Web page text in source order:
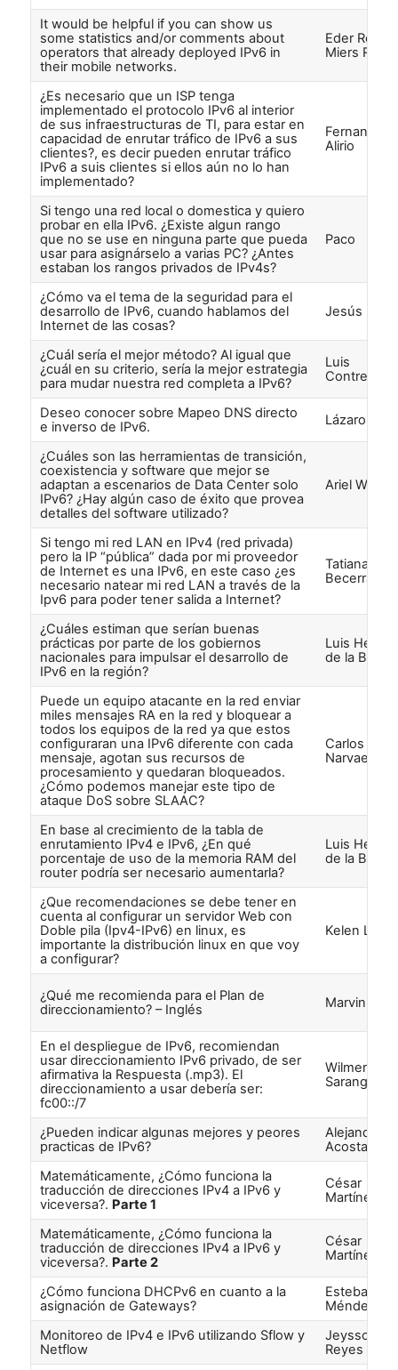
It would be helpful if you can show us
some statistics and/or comments about
operators that already deployed IPv6 in
their mobile networks.
Eder
Miers
¿Es necesario que un ISP tenga
implementado el protocolo IPv6 al interior
de sus infraestructuras de TI, para estar en
capacidad de enrutar tráfico de IPv6 a sus
clientes?, es decir pueden enrutar tráfico
IPv6 a suis clientes si ellos aún no lo han
implementado?
Fernando
Alirio
Si tengo una red local o domestica y quiero
probar en ella IPv6. ¿Existe algun rango
que no se use en ninguna parte que pueda
usar para asignárselo a varias PC? ¿Antes
estaban los rangos privados de IPv4s?
Paco
¿Cómo va el tema de la seguridad para el
desarrollo de IPv6, cuando hablamos del
Internet de las cosas?
Jesús Riera
¿Cuál sería el mejor método? Al igual que
¿cuál en su criterio, sería la mejor estrategia
para mudar nuestra red completa a IPv6?
Luis
Contreras
Deseo conocer sobre Mapeo DNS directo
e inverso de IPv6.
Lázaro Maíz
¿Cuáles son las herramientas de transición,
coexistencia y software que mejor se
adaptan a escenarios de Data Center solo
IPv6? ¿Hay algún caso de éxito que provea
detalles del software utilizado?
Ariel Weher
Si tengo mi red LAN en IPv4 (red privada)
pero la IP “pública” dada por mi proveedor
de Internet es una IPv6, en este caso ¿es
necesario natear mi red LAN a través de la
Ipv6 para poder tener salida a Internet?
Tatiana
Becerra
¿Cuáles estiman que serían buenas
prácticas por parte de los gobiernos
nacionales para impulsar el desarrollo de
IPv6 en la región?
Luis Hernán
de la Barra
Puede un equipo atacante en la red enviar
miles mensajes RA en la red y bloquear a
todos los equipos de la red ya que estos
configuraran una IPv6 diferente con cada
mensaje, agotan sus recursos de
procesamiento y quedaran bloqueados.
¿Cómo podemos manejar este tipo de
ataque DoS sobre SLAAC?
Carlos
Narvaez
En base al crecimiento de la tabla de
enrutamiento IPv4 e IPv6, ¿En qué
porcentaje de uso de la memoria RAM del
router podría ser necesario aumentarla?
Luis Hernan
de la Barra
¿Que recomendaciones se debe tener en
cuenta al configurar un servidor Web con
Doble pila (Ipv4-IPv6) en linux, es
importante la distribución linux en que voy
a configurar?
Kelen Lapo
¿Qué me recomienda para el Plan de
direccionamiento? – Inglés
Marvin
En el despliegue de IPv6, recomiendan
usar direccionamiento IPv6 privado, de ser
afirmativa la Respuesta (.mp3). El
direccionamiento a usar debería ser:
fc00::/7
Wilmer
Sarango
¿Pueden indicar algunas mejores y peores
practicas de IPv6?
Alejandro
Acosta
Matemáticamente, ¿Cómo funciona la
traducción de direcciones IPv4 a IPv6 y
viceversa?. Parte 1
César
Martínez
Matemáticamente, ¿Cómo funciona la
traducción de direcciones IPv4 a IPv6 y
viceversa?. Parte 2
César
Martínez
¿Cómo funciona DHCPv6 en cuanto a la
asignación de Gateways?
Esteban
Méndez
Monitoreo de IPv4 e IPv6 utilizando Sflow y
Netflow
Jeysson
Reyes